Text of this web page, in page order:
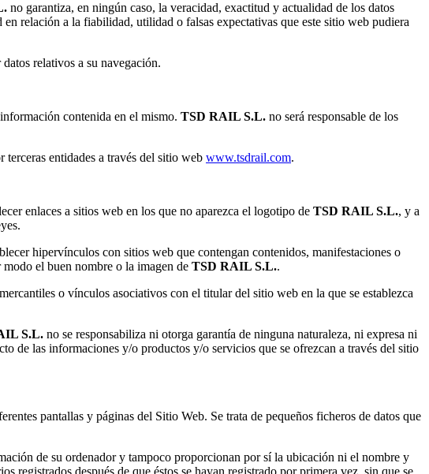
no garantiza, en ningún caso, la veracidad, exactitud y actualidad de los datos
en relación a la fiabilidad, utilidad o falsas expectativas que este sitio web pudiera
relativos a su navegación.
contenida en el mismo. TSD RAIL S.L. no será responsable de los
entidades a través del sitio web www.tsdrail.com.
enlaces a sitios web en los que no aparezca el logotipo de TSD RAIL S.L., y a
hipervínculos con sitios web que contengan contenidos, manifestaciones o
el buen nombre o la imagen de TSD RAIL S.L..
o vínculos asociativos con el titular del sitio web en la que se establezca
S.L. no se responsabiliza ni otorga garantía de ninguna naturaleza, ni expresa ni
de las informaciones y/o productos y/o servicios que se ofrezcan a través del sitio
pantallas y páginas del Sitio Web. Se trata de pequeños ficheros de datos que
de su ordenador y tampoco proporcionan por sí la ubicación ni el nombre y
registrados después de que éstos se hayan registrado por primera vez, sin que se